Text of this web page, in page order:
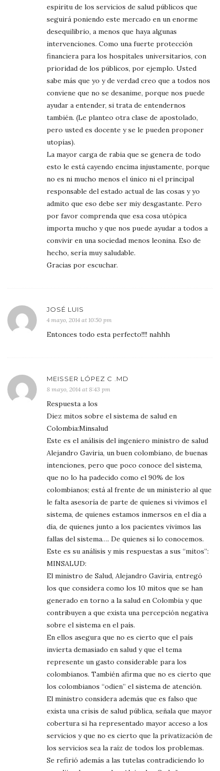
espiritu de los servicios de salud públicos que
seguirá poniendo este mercado en un enorme
desequilibrio, a menos que haya algunas
intervenciones. Como una fuerte protección
financiera para los hospitales universitarios, con
prioridad de los públicos, por ejemplo. Usted
sabe más que yo y de verdad creo que a todos nos
conviene que no se desanime, porque nos puede
ayudar a entender, si trata de entendernos
también. (Le planteo otra clase de apostolado,
pero usted es docente y se le pueden proponer
utopías).
La mayor carga de rabia que se genera de todo
esto le está cayendo encima injustamente, porque
no es ni mucho menos el único ni el principal
responsable del estado actual de las cosas y yo
admito que eso debe ser miy desgastante. Pero
por favor comprenda que esa cosa utópica
importa mucho y que nos puede ayudar a todos a
convivir en una sociedad menos leonina. Eso de
hecho, sería muy saludable.
Gracias por escuchar.
JOSÉ LUIS
4 mayo, 2014 at 10:50 pm
Entonces todo esta perfecto!!!! nahhh
MEISSER LÓPEZ C .MD
8 mayo, 2014 at 8:43 pm
Respuesta a los
Diez mitos sobre el sistema de salud en
Colombia:Minsalud
Este es el análisis del ingeniero ministro de salud
Alejandro Gaviria, un buen colombiano, de buenas
intenciones, pero que poco conoce del sistema,
que no lo ha padecido como el 90% de los
colombianos; está al frente de un ministerio al que
le falta asesoría de parte de quienes si vivimos el
sistema, de quienes estamos inmersos en el día a
día, de quienes junto a los pacientes vivimos las
fallas del sistema…. De quienes si lo conocemos.
Este es su análisis y mis respuestas a sus “mitos”:
MINSALUD:
El ministro de Salud, Alejandro Gaviria, entregó
los que considera como los 10 mitos que se han
generado en torno a la salud en Colombia y que
contribuyen a que exista una percepción negativa
sobre el sistema en el país.
En ellos asegura que no es cierto que el país
invierta demasiado en salud y que el tema
represente un gasto considerable para los
colombianos. También afirma que no es cierto que
los colombianos “odien” el sistema de atención.
El ministro considera además que es falso que
exista una crisis de salud pública, señala que mayor
cobertura si ha representado mayor acceso a los
servicios y que no es cierto que la privatización de
los servicios sea la raíz de todos los problemas.
Se refirió además a las tutelas contradiciendo lo